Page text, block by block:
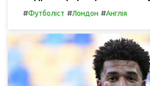
#Футболіст #Лондон #Англія